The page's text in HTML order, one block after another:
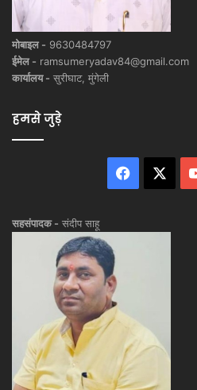
मोबाइल - 9630484797
ईमेल - ramsumeryadav84@gmail.com
कार्यालय - सुरीघाट, मुंगेली
हमसे जुड़े
Facebook
सहसंपादक - संदीप साहू